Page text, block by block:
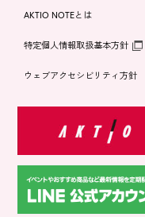
AKTIO NOTEとは
特定個人情報取扱基本方針
ウェブアクセシビリティ方針